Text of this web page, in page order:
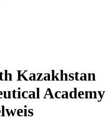
Kazakhstan
Academy